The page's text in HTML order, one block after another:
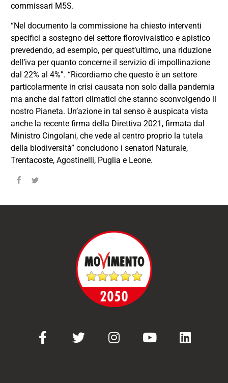
commissari M5S.
“Nel documento la commissione ha chiesto interventi
specifici a sostegno del settore florovivaistico e apistico
prevedendo, ad esempio, per quest’ultimo, una riduzione
dell’iva per quanto concerne il servizio di impollinazione
dal 22% al 4%”. “Ricordiamo che questo è un settore
particolarmente in crisi causata non solo dalla pandemia
ma anche dai fattori climatici che stanno sconvolgendo il
nostro Pianeta. Un’azione in tal senso è auspicata vista
anche la recente firma della Direttiva 2021, firmata dal
Ministro Cingolani, che vede al centro proprio la tutela
della biodiversità” concludono i senatori Naturale,
Trentacoste, Agostinelli, Puglia e Leone.